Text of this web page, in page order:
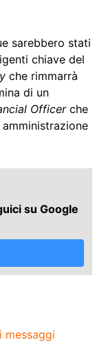
sarebbero stati
chiave del
che rimmarrà
di un
Officerche
su Google
messaggi